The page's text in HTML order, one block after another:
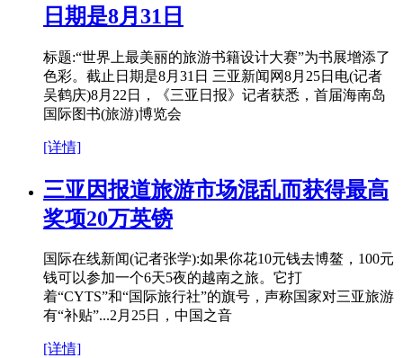
日期是8月31日
标题:“世界上最美丽的旅游书籍设计大赛”为书展增添了
色彩。截止日期是8月31日 三亚新闻网8月25日电(记者
吴鹤庆)8月22日，《三亚日报》记者获悉，首届海南岛
国际图书(旅游)博览会
[详情]
三亚因报道旅游市场混乱而获得最高
奖项20万英镑
国际在线新闻(记者张学):如果你花10元钱去博鳌，100元
钱可以参加一个6天5夜的越南之旅。它打
着“CYTS”和“国际旅行社”的旗号，声称国家对三亚旅游
有“补贴”...2月25日，中国之音
[详情]